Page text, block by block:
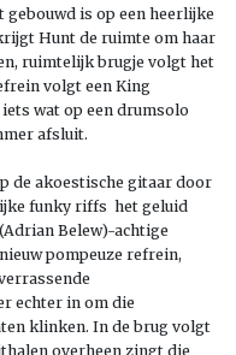
gebouwd is op een heerlijke
Hunt de ruimte om haar
ruimtelijk brugje volgt het
volgt een King
wat op een drumsolo
afsluit.
de akoestische gitaar door
funky riffs het geluid
Belew)-achtige
pompeuze refrein,
echter in om die
klinken. In de brug volgt
overheen zingt die